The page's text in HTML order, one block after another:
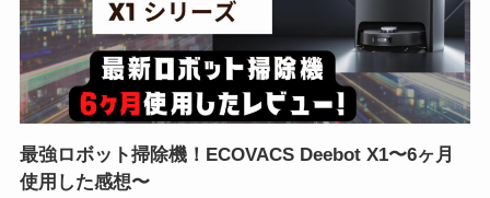
最強ロボット掃除機！ECOVACS Deebot X1〜6ヶ月
使用した感想〜